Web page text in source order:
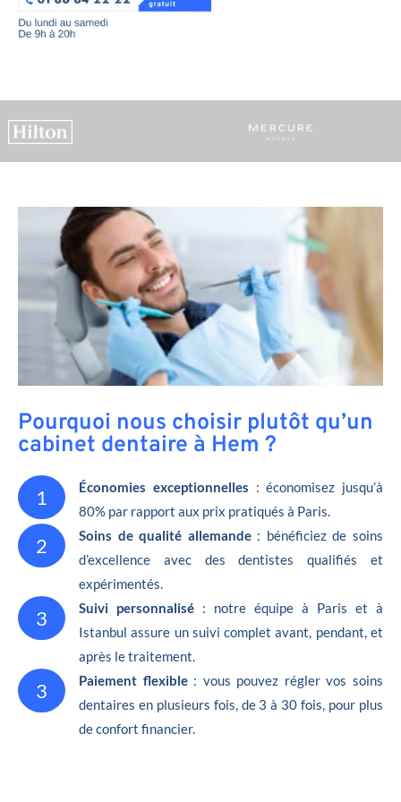
Pourquoi nous choisir plutôt qu’un
cabinet dentaire à Hem ?
1 Économies exceptionnelles : économisez jusqu’à
80% par rapport aux prix pratiqués à Paris.
2 Soins de qualité allemande: bénéficiez de soins
d’excellence avec des dentistes qualifiés et
expérimentés.
3 Suivi personnalisé : notre équipe à Paris et à
Istanbul assure un suivi complet avant, pendant, et
après le traitement.
3 Paiement flexible: vous pouvez régler vos soins
dentaires en plusieurs fois, de 3 à 30 fois, pour plus
de confort financier.